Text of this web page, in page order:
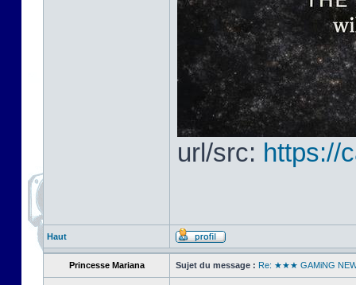
url/src: https://
Haut
Princesse Mariana Sujet du message : Re: ★★★ GAMiNG